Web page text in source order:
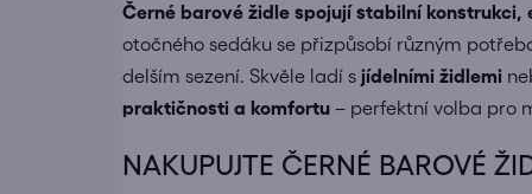
Černé barové židle spojují stabilní
otočného sedáku se přizpůsobí různým
delším sezení. Skvěle ladí s jídelními židlemi
praktičnosti a komfortu – perfektní volba pro
NAKUPUJTE ČERNÉ BAROVÉ